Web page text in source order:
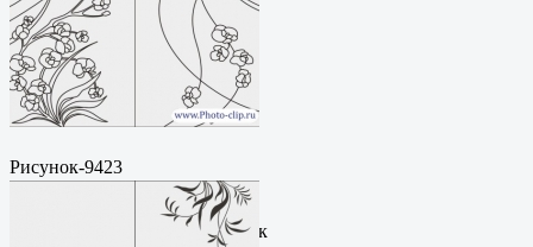
Рисунок-9423
Пескоструйный
рисунокФормат: cdrЦена: 200
руб.Метки: векторный рисунок